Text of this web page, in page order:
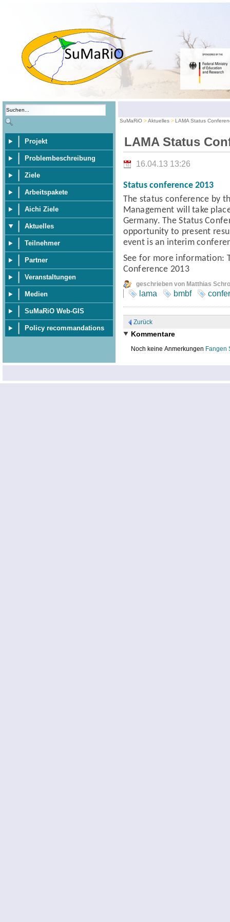
Projekt
Problembeschreibung
Ziele
Arbeitspakete
Aichi Ziele
Aktuelles
Teilnehmer
Partner
Veranstaltungen
Medien
SuMaRiO Web-GIS
Policy recommandations
SuMaRiO Aktuelles LAMA Status
LAMA Status
16.04.13 13:26
Status conference 2013
The status conference by
Management will take
Germany.The Status
opportunity to present
event is an interim
See for more information:
Conference 2013
geschrieben von Matthias
lama bmbf
Zurück
Kommentare
Noch keine Anmerkungen Fangen